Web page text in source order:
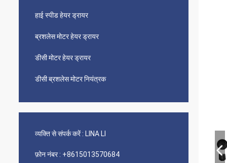
हाई स्पीड हेयर ड्रायर
ब्रशलेस मोटर हेयर ड्रायर
डीसी मोटर हेयर ड्रायर
डीसी ब्रशलेस मोटर नियंत्रक
व्यक्ति से संपर्क करें : LINA LI
फ़ोन नंबर : +8615013570684